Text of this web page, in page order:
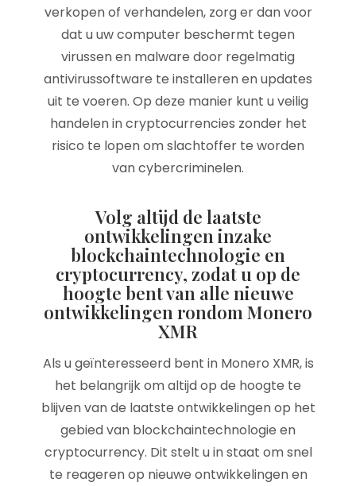
verkopen of verhandelen, zorg er dan voor
dat u uw computer beschermt tegen
virussen en malware door regelmatig
antivirussoftware te installeren en updates
uit te voeren. Op deze manier kunt u veilig
handelen in cryptocurrencies zonder het
risico te lopen om slachtoffer te worden
van cybercriminelen.
Volg altijd de laatste
ontwikkelingen inzake
blockchaintechnologie en
cryptocurrency, zodat u op de
hoogte bent van alle nieuwe
ontwikkelingen rondom Monero
XMR
Als u geïnteresseerd bent in Monero XMR, is
het belangrijk om altijd op de hoogte te
blijven van de laatste ontwikkelingen op het
gebied van blockchaintechnologie en
cryptocurrency. Dit stelt u in staat om snel
te reageren op nieuwe ontwikkelingen en